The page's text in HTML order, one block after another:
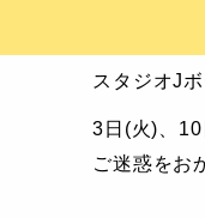
スタジオJボ
3日(火)、
ご迷惑をお